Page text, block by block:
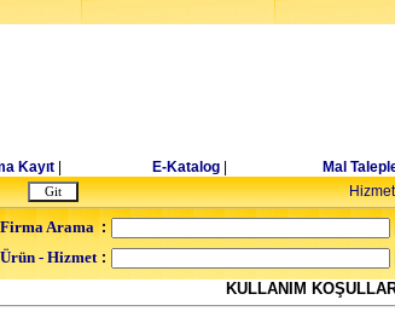
Kayıt E-Katalog Mal
Firma Arama :
Ürün - Hizmet :
KULLANIM